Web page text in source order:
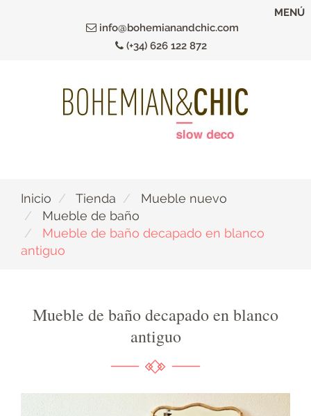
info@bohemianandchic.com
(+34) 626 122 872
MENÚ
Inicio Tienda
Mueble nuevo
Mueble de baño
Mueble de baño decapado en blanco
antiguo
Mueble de baño decapado en blanco
antiguo